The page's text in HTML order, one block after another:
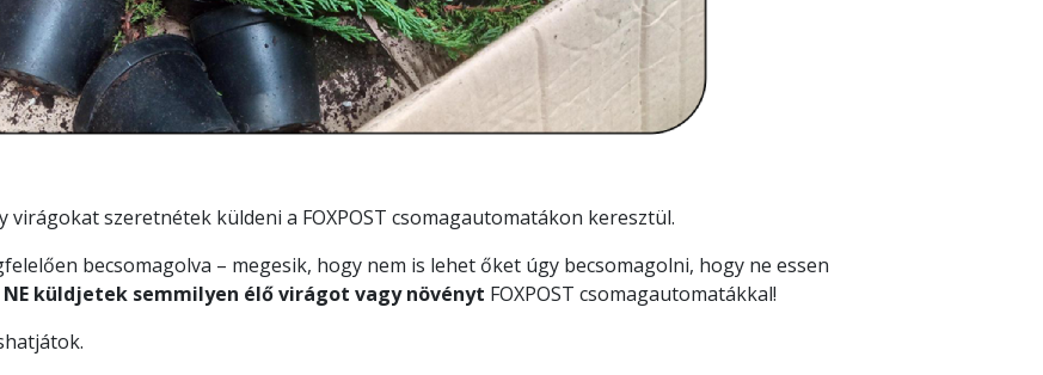
szeretnétek küldeni a FOXPOST csomagautomatákon keresztül.
becsomagolva – megesik, hogy nem is lehet őket úgy becsomagolni, hogy ne essen
NE küldjetek semmilyen élő virágot vagy növényt FOXPOST csomagautomatákkal!